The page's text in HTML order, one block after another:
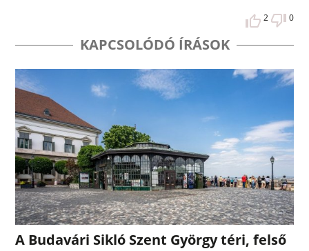
2 0
KAPCSOLÓDÓ ÍRÁSOK
A Budavári Sikló Szent György téri, felső